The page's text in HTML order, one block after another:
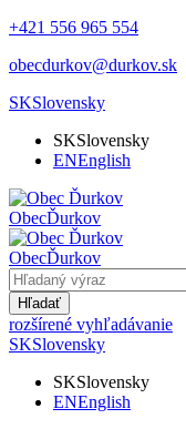
+421 556 965 554
obecdurkov@durkov.sk
SKSlovensky
SKSlovensky
ENEnglish
ObecĎurkov
ObecĎurkov
Hľadať
rozšírené vyhľadávanie
SKSlovensky
SKSlovensky
ENEnglish